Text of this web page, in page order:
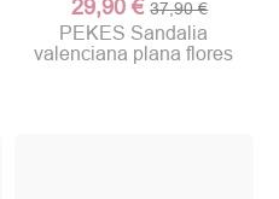
29,90 € 37,90 €
PEKES Sandalia
valenciana plana flores